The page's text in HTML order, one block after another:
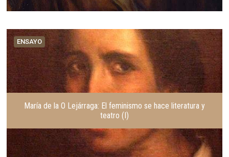
ENSAYO
María de la O Lejárraga: El feminismo se hace literatura y
teatro (I)